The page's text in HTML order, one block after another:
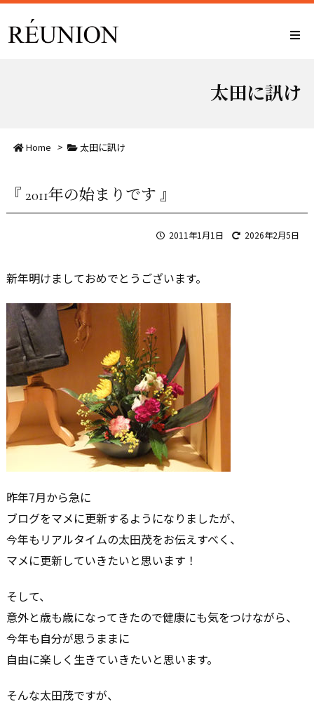
太田に訊け
Home > 太田に訊け
『 2011年の始まりです 』
2011年1月1日 2026年2月5日
新年明けましておめでとうございます。
昨年7月から急に
ブログをマメに更新するようになりましたが、
今年もリアルタイムの太田茂をお伝えすべく、
マメに更新していきたいと思います！
そして、
意外と歳も歳になってきたので健康にも気をつけながら、
今年も自分が思うままに
自由に楽しく生きていきたいと思います。
そんな太田茂ですが、